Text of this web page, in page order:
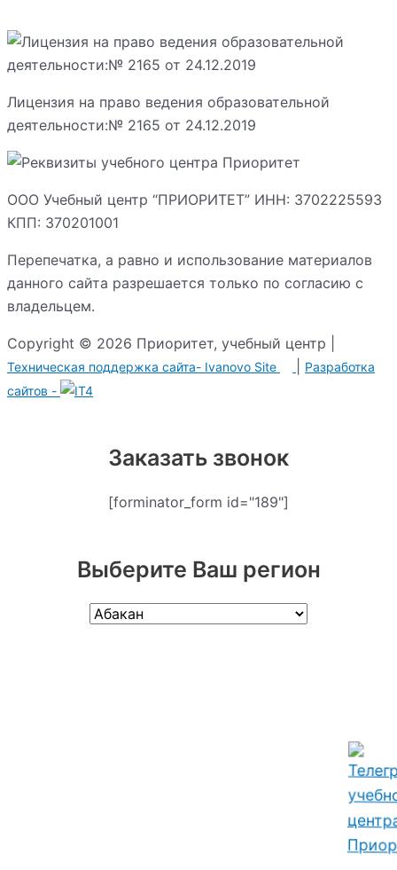
Лицензия на право ведения образовательной
деятельности:№ 2165 от 24.12.2019
ООО Учебный центр “ПРИОРИТЕТ” ИНН: 3702225593
КПП: 370201001
Перепечатка, а равно и использование материалов
данного сайта разрешается только по согласию с
владельцем.
Copyright © 2026 Приоритет, учебный центр |
Техническая поддержка сайта- Ivanovo Site
Разработка
сайтов -
Заказать звонок
[forminator_form id="189"]
Выберите Ваш регион